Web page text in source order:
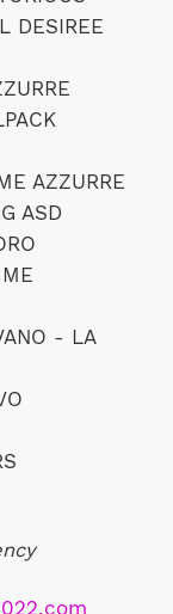
DESIREE
AZZURRE
ASD
- LA